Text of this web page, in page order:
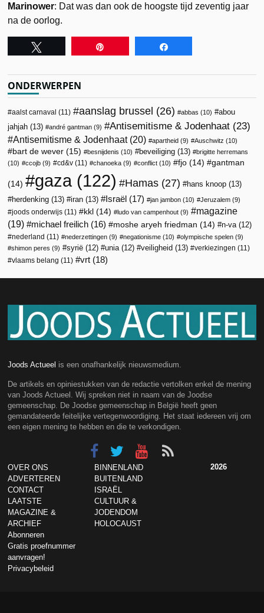
Marinower: Dat was dan ook de hoogste tijd zeventig jaar
na de oorlog.
ONDERWERPEN
aalst carnaval (11) aanslag brussel (26) abbas (10)
abou
jahjah (13) andré gantman (9) Antisemitisme & Jodenhaat (23)
Antisemitisme & Jodenhaat(20) apartheid (9) Auschwitz (10)
bart de wever (15) besnijdenis (10) beveiliging (13)
brigitte herremans
(10)
ccojb (9) cd&v (11) chanoeka (9) conflict (10) fjo (14) gantman
(14) gaza (122) Hamas (27) hans knoop (13)
herdenking (13) iran (13) Israël (17) jan jambon (10) Jeruzalem (9)
joods onderwijs (11) kkl (14) ludo van campenhout (9)
magazine
(19)
michael freilich (16) moshe aryeh friedman (14) n-va (12)
nederland (11) nederzettingen (9) negationisme (10) olympische spelen (9)
shimon peres (9) syrië (12) unia (12) veiligheid (13) verkiezingen (11)
vlaams belang (11) vrt (18)
Joods Actueel is een onafhankelijk nieuwsmedium.
De artikels en opiniestukken van de redactie vertolken enkel de mening
van Joods Actueel. Wij spreken niet in naam van de Joodse
gemeenschap. De Joodse gemeenschap in België heeft geen
gemandateerde feitelijke vertegenwoordiging. Het staat iedereen vrij om
een eigen mening te hebben en die te verkondigen.
OVER ONS
ADVERTEREN
CONTACT
LAATSTE
MAGAZINE &
ARCHIEF
Abonneren
Gratis proefnummer
aanvragen!
Privacybeleid
BINNENLAND
BUITENLAND
ISRAËL
CULTUUR &
JODENDOM
HOLOCAUST
2026